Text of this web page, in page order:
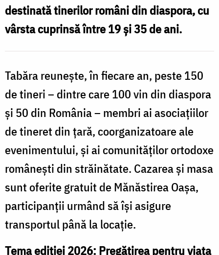
destinată tinerilor români din diaspora, cu
vârsta cuprinsă între 19 și 35 de ani.
Tabăra reunește, în fiecare an, peste 150
de tineri – dintre care 100 vin din diaspora
și 50 din România – membri ai asociațiilor
de tineret din țară, coorganizatoare ale
evenimentului, și ai comunităților ortodoxe
românești din străinătate. Cazarea și masa
sunt oferite gratuit de Mănăstirea Oașa,
participanții urmând să își asigure
transportul până la locație.
Tema ediției 2026: Pregătirea pentru viața